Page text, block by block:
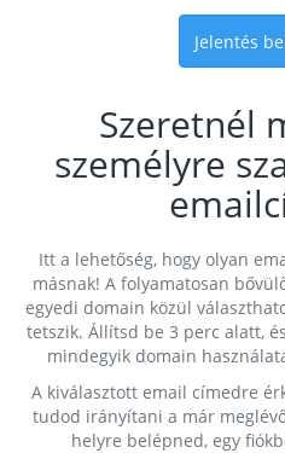
Jelentés
Szeretnél
személyre
Itt a lehetőség, hogy olyan
másnak! A folyamatosan
egyedi domain közül
tetszik. Állítsd be 3 perc alatt,
mindegyik domain
A kiválasztott email címedre
tudod irányítani a már
helyre belépned, egy